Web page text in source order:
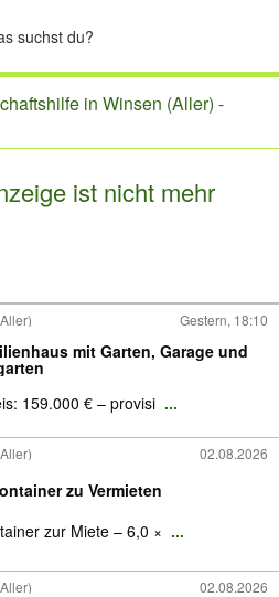
in Winsen (Aller) -
ist nicht mehr
Gestern, 18:10
mit Garten, Garage und
159.000 € – provisi ...
02.08.2026
zu Vermieten
zur Miete – 6,0 × ...
02.08.2026